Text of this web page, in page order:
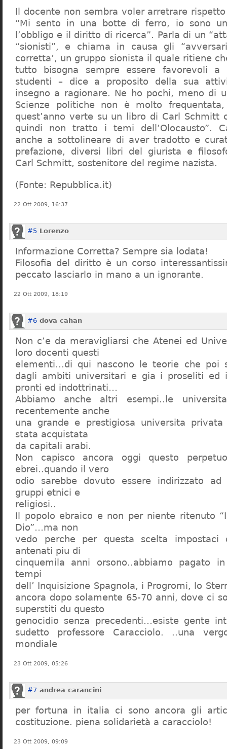
Il docente non sembra voler arretrare
“Mi sento in una botte di ferro, io sono
l’obbligo e il diritto di ricerca”. Parla di un
“sionisti”, e chiama in causa gli
corretta’, un gruppo sionista il quale ritiene
tutto bisogna sempre essere favorevoli a
studenti – dice a proposito della sua
insegno a ragionare. Ne ho pochi, meno di
Scienze politiche non è molto
quest’anno verte su un libro di Carl Schmitt
quindi non tratto i temi dell’Olocausto”.
anche a sottolineare di aver tradotto e
prefazione, diversi libri del giurista e
Carl Schmitt, sostenitore del regime nazista.
(Fonte: Repubblica.it)
22 Ott 2009, 16:37
#5 Lorenzo
Informazione Corretta? Sempre sia lodata!
Filosofia del diritto è un corso
peccato lasciarlo in mano a un ignorante.
22 Ott 2009, 18:19
#6 dova cahan
Non c’e da meravigliarsi che Atenei ed
loro docenti questi
elementi…di qui nascono le teorie che poi
dagli ambiti universitari e gia i proseliti ed
pronti ed indottrinati…
Abbiamo anche altri esempi..le
recentemente anche
una grande e prestigiosa universita
stata acquistata
da capitali arabi.
Non capisco ancora oggi questo
ebrei..quando il vero
odio sarebbe dovuto essere indirizzato
gruppi etnici e
religiosi..
Il popolo ebraico e non per niente ritenuto
Dio”…ma non
vedo perche per questa scelta
antenati piu di
cinquemila anni orsono..abbiamo pagato
tempi
dell’ Inquisizione Spagnola, i Progromi, lo
ancora dopo solamente 65-70 anni, dove ci
superstiti du questo
genocidio senza precedenti…esiste gente
sudetto professore Caracciolo. ..una
mondiale
23 Ott 2009, 05:26
#7 andrea carancini
per fortuna in italia ci sono ancora gli
costituzione. piena solidarietà a caracciolo!
23 Ott 2009, 09:09